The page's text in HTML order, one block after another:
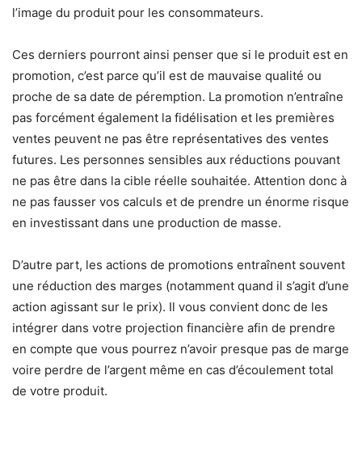
l’image du produit pour les consommateurs.
Ces derniers pourront ainsi penser que si le produit est en
promotion, c’est parce qu’il est de mauvaise qualité ou
proche de sa date de péremption. La promotion n’entraîne
pas forcément également la fidélisation et les premières
ventes peuvent ne pas être représentatives des ventes
futures. Les personnes sensibles aux réductions pouvant
ne pas être dans la cible réelle souhaitée. Attention donc à
ne pas fausser vos calculs et de prendre un énorme risque
en investissant dans une production de masse.
D’autre part, les actions de promotions entraînent souvent
une réduction des marges (notamment quand il s’agit d’une
action agissant sur le prix). Il vous convient donc de les
intégrer dans votre projection financière afin de prendre
en compte que vous pourrez n’avoir presque pas de marge
voire perdre de l’argent même en cas d’écoulement total
de votre produit.